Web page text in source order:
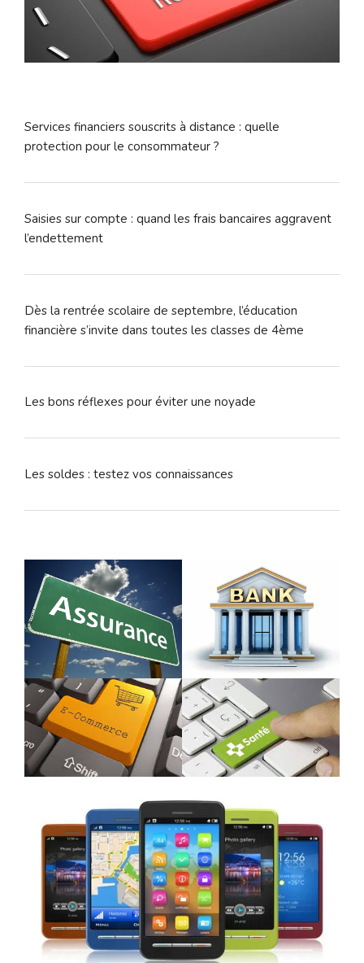
Services financiers souscrits à distance : quelle
protection pour le consommateur ?
Saisies sur compte : quand les frais bancaires aggravent
l’endettement
Dès la rentrée scolaire de septembre, l’éducation
financière s’invite dans toutes les classes de 4ème
Les bons réflexes pour éviter une noyade
Les soldes : testez vos connaissances